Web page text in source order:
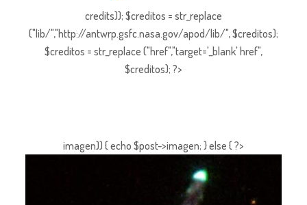
credits)); $creditos = str_replace
("lib/","http://antwrp.gsfc.nasa.gov/apod/lib/", $creditos);
$creditos = str_replace ("href","target='_blank' href",
$creditos); ?>
imagen)) { echo $post->imagen; } else { ?>